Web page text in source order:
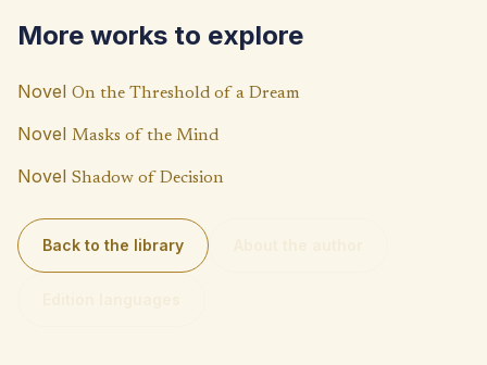
k
p
p
Li
n
k
More works to explore
Novel On the Threshold of a Dream
Novel Masks of the Mind
Novel Shadow of Decision
Back to the library